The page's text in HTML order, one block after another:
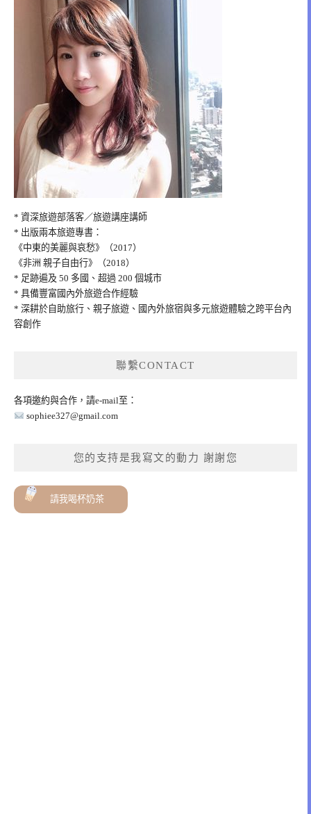
* 資深旅遊部落客／旅遊講座講師
* 出版兩本旅遊專書：
《中東的美麗與哀愁》（2017）
《非洲 親子自由行》（2018）
* 足跡遍及 50 多國、超過 200 個城市
* 具備豐富國內外旅遊合作經驗
* 深耕於自助旅行、親子旅遊、國內外旅宿與多元旅遊體驗之跨平台內
容創作
聯繫CONTACT
各項邀約與合作，請e-mail至：
sophiee327@gmail.com
您的支持是我寫文的動力 謝謝您
請我喝杯奶茶